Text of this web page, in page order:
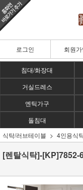
로그인 회원
침대/화장대
거실드레스
엔틱가구
돌침대
식탁/러브테이블
4인용식
[렌탈식탁]-[KP]7852-